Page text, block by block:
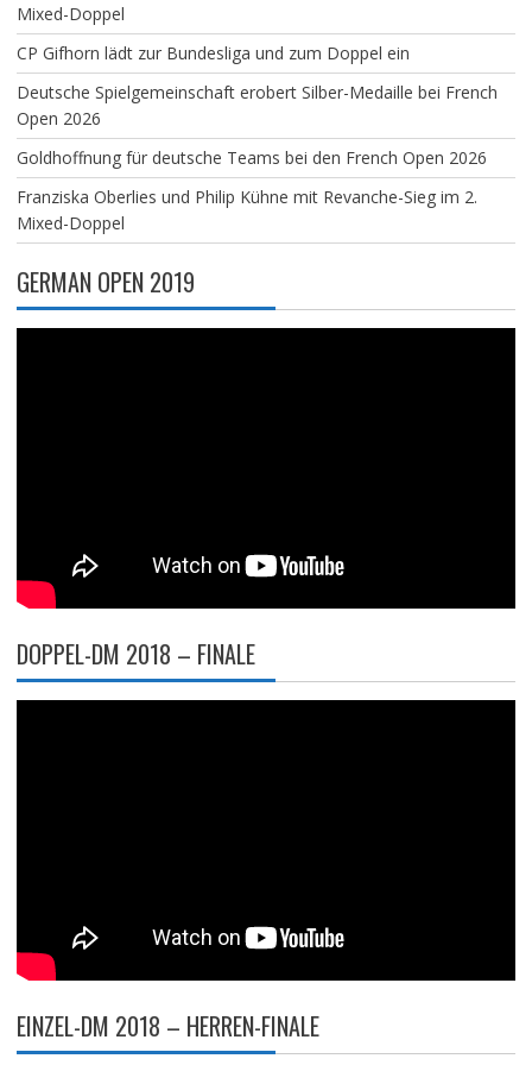
Mixed-Doppel
CP Gifhorn lädt zur Bundesliga und zum Doppel ein
Deutsche Spielgemeinschaft erobert Silber-Medaille bei French
Open 2026
Goldhoffnung für deutsche Teams bei den French Open 2026
Franziska Oberlies und Philip Kühne mit Revanche-Sieg im 2.
Mixed-Doppel
GERMAN OPEN 2019
DOPPEL-DM 2018 – FINALE
EINZEL-DM 2018 – HERREN-FINALE